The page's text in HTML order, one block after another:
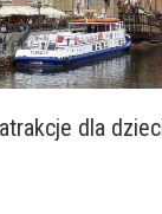
dla